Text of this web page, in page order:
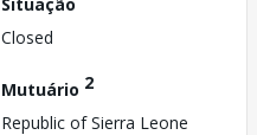
Closed
Mutuário 2
Republic of Sierra Leone